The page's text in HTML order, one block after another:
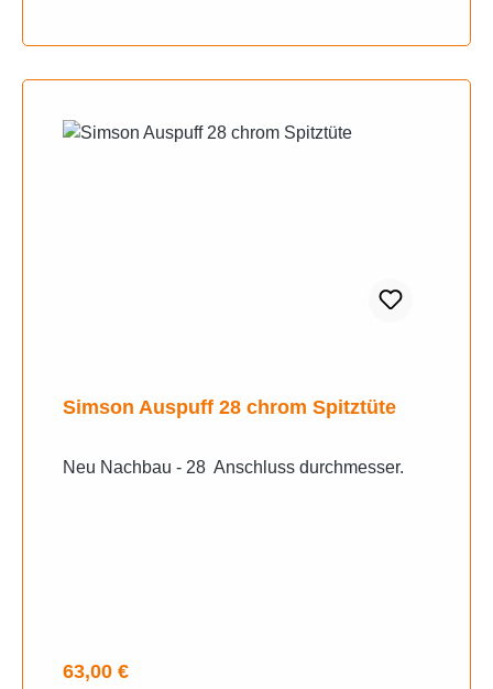
Simson Auspuff 28 chrom Spitztüte
Neu Nachbau - 28 Anschluss durchmesser.
Regulärer Preis:
63,00 €